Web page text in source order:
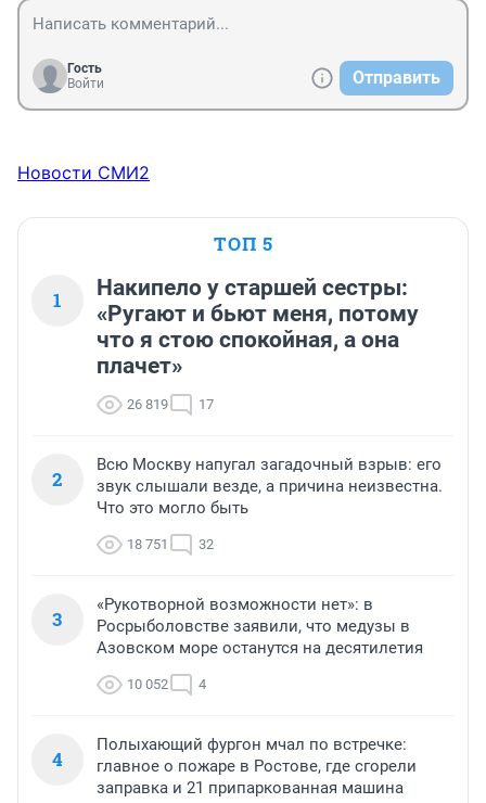
Гость
Войти
Отправить
Новости СМИ2
ТОП 5
1
Накипело у старшей сестры:
«Ругают и бьют меня, потому
что я стою спокойная, а она
плачет»
26 819 17
2
Всю Москву напугал загадочный взрыв: его
звук слышали везде, а причина неизвестна.
Что это могло быть
18 751 32
3
«Рукотворной возможности нет»: в
Росрыболовстве заявили, что медузы в
Азовском море останутся на десятилетия
10 052 4
4
Полыхающий фургон мчал по встречке:
главное о пожаре в Ростове, где сгорели
заправка и 21 припаркованная машина